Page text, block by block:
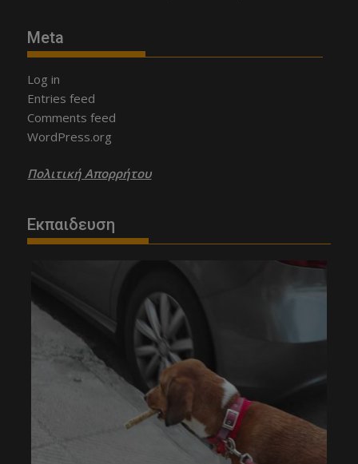
Meta
Log in
Entries feed
Comments feed
WordPress.org
Πολιτική Απορρήτου
Εκπαιδευση